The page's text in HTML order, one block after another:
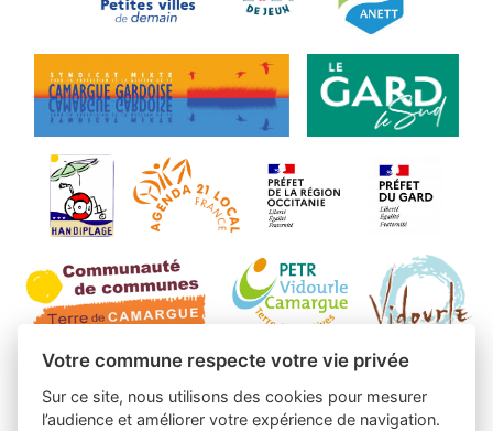
Votre commune respecte votre vie privée
Sur ce site, nous utilisons des cookies pour mesurer
l’audience et améliorer votre expérience de navigation.